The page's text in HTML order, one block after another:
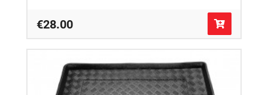
€28.00